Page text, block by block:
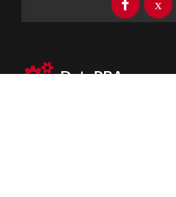
DataPBA